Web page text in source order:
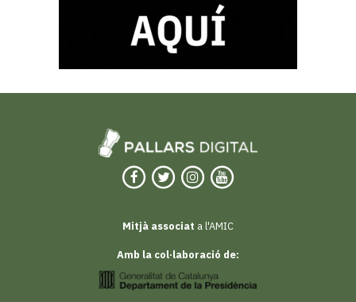
Mitjà associat a l'AMIC
Amb la col·laboració de: